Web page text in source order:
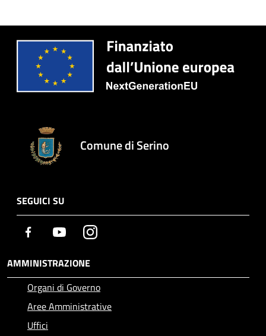
Comune di Serino
SEGUICI SU
Facebook YoutubeInstagram
AMMINISTRAZIONE
Organi di Governo
Aree Amministrative
Uffici